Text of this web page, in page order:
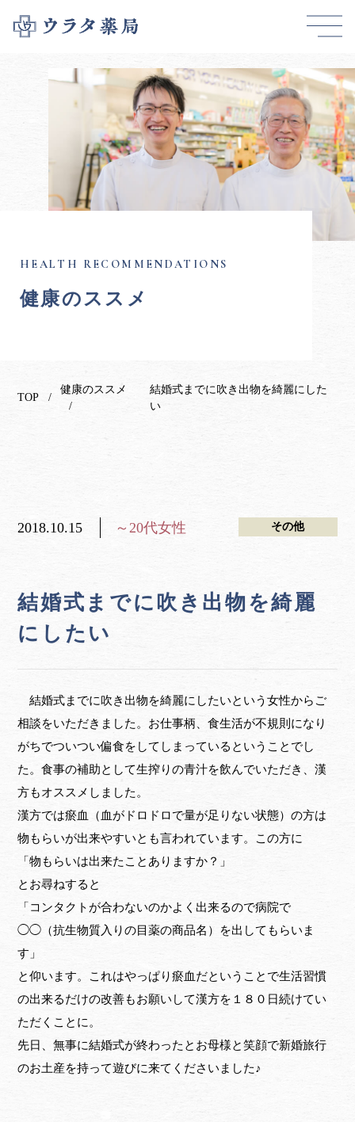
健康のススメ
TOP
健康のススメ
結婚式までに吹き出物を綺麗にした
い
2018.10.15 ～20代女性 その他
結婚式までに吹き出物を綺麗
にしたい
結婚式までに吹き出物を綺麗にしたいという女性からご
相談をいただきました。お仕事柄、食生活が不規則になり
がちでついつい偏食をしてしまっているということでし
た。食事の補助として生搾りの青汁を飲んでいただき、漢
方もオススメしました。
漢方では瘀血（血がドロドロで量が足りない状態）の方は
物もらいが出来やすいとも言われています。この方に
「物もらいは出来たことありますか？」
とお尋ねすると
「コンタクトが合わないのかよく出来るので病院で
◯◯（抗生物質入りの目薬の商品名）を出してもらいま
す」
と仰います。これはやっぱり瘀血だということで生活習慣
の出来るだけの改善もお願いして漢方を１８０日続けてい
ただくことに。
先日、無事に結婚式が終わったとお母様と笑顔で新婚旅行
のお土産を持って遊びに来てくださいました♪